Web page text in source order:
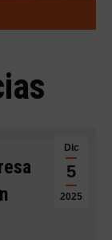
Dic
5
2025